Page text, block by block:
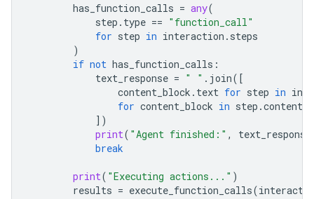
has_function_calls = any(
step . type == "function_call"
for step in interaction . steps
)
if not has_function_calls :
text_response = " " . join([
content_block . text for step in
for content_block in step .content
])
print( "Agent finished:" , text_response
break
print( "Executing actions..." )
results = execute_function_calls(